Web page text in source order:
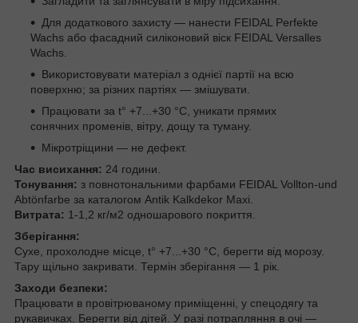
Для додаткового захисту — нанести FEIDAL Perfekte
Wachs або фасадний силіконовий віск FEIDAL Versalles
Wachs.
Використовувати матеріал з однієї партії на всю
поверхню; за різних партіях — змішувати.
Працювати за t° +7...+30 °C, уникати прямих
сонячних променів, вітру, дощу та туману.
Мікротріщини — не дефект.
Час висихання: 24 години.
Тонування: з повнотональними фарбами FEIDAL Vollton-und
Abtönfarbe за каталогом Antik Kalkdekor Maxi.
Витрата: 1-1,2 кг/м2 одношарового покриття.
Зберігання:
Сухе, прохолодне місце, t° +7...+30 °C, берегти від морозу.
Тару щільно закривати. Термін зберігання — 1 рік.
Заходи безпеки:
Працювати в провітрюваному приміщенні, у спецодягу та
рукавичках. Берегти від дітей. У разі потрапляння в очі —